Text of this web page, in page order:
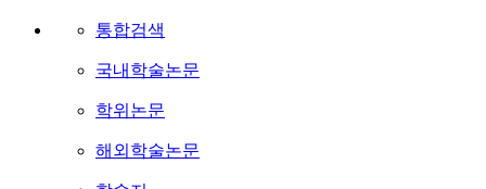
통합검색
국내학술논문
학위논문
해외학술논문